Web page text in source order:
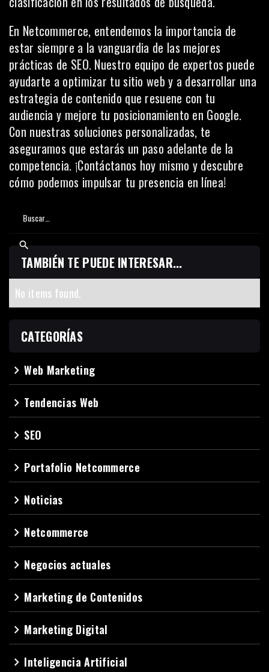
En Netcommerce, entendemos la importancia de
estar siempre a la vanguardia de las mejores
prácticas de SEO. Nuestro equipo de expertos puede
ayudarte a optimizar tu sitio web y a desarrollar una
estrategia de contenido que resuene con tu
audiencia y mejore tu posicionamiento en Google.
Con nuestras soluciones personalizadas, te
aseguramos que estarás un paso adelante de la
competencia. ¡Contáctanos hoy mismo y descubre
cómo podemos impulsar tu presencia en línea!
TAMBIÉN TE PUEDE INTERESAR...
No items found.
CATEGORÍAS
navigate_nextWeb Marketing
navigate_next Tendencias Web
navigate_next SEO
navigate_next Portafolio Netcommerce
navigate_next Noticias
navigate_next Netcommerce
navigate_next Negocios actuales
navigate_next Marketing de Contenidos
navigate_next Marketing Digital
navigate_next Inteligencia Artificial